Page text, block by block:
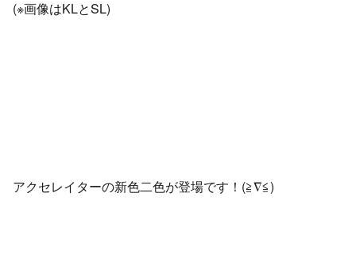
(※画像はKLとSL)
アクセレイターの新色二色が登場です！(≧∇≦)